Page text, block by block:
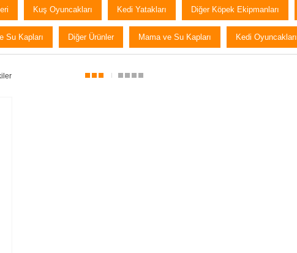
Kuş Oyuncakları Kedi Yatakları Diğer Köpek Ekipmanları
Su Kapları Diğer Ürünler Mama ve Su Kapları Kedi Oyuncakları